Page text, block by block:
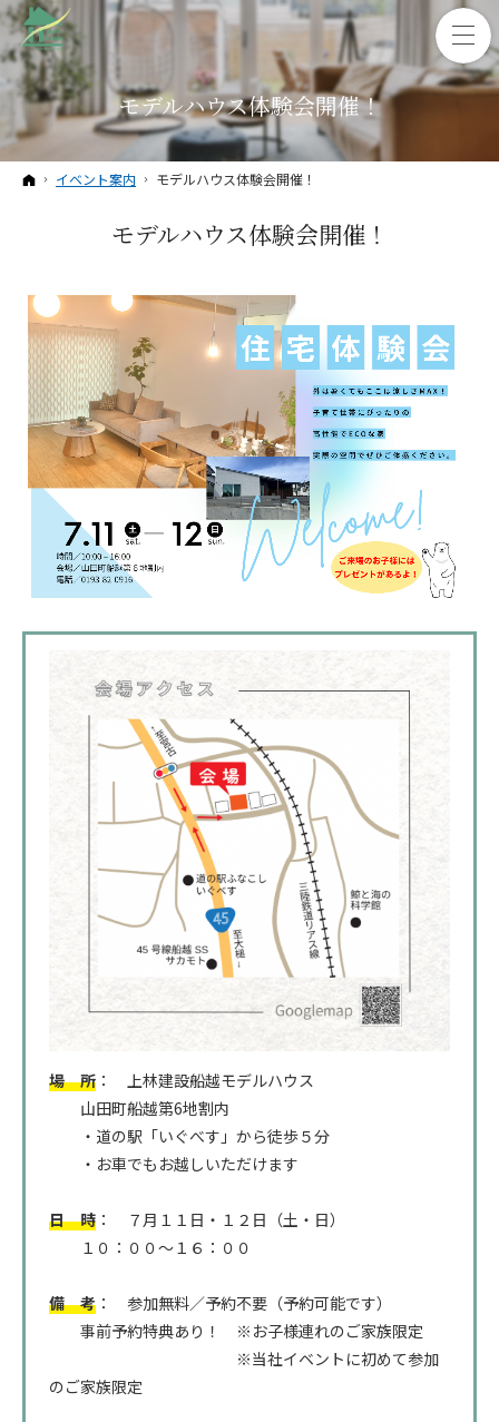
モデルハウス体験会開催！
ホーム
イベント案内 モデルハウス体験会開催！
モデルハウス体験会開催！
場 所 ： 上林建設船越モデルハウス
山田町船越第6地割内
・道の駅「いぐべす」から徒歩５分
・お車でもお越しいただけます
日 時 ： ７月１１日・１２日（土・日）
１０：００～１６：００
備 考 ： 参加無料／予約不要（予約可能です）
事前予約特典あり！ ※お子様連れのご家族限定
※当社イベントに初めて参加
のご家族限定